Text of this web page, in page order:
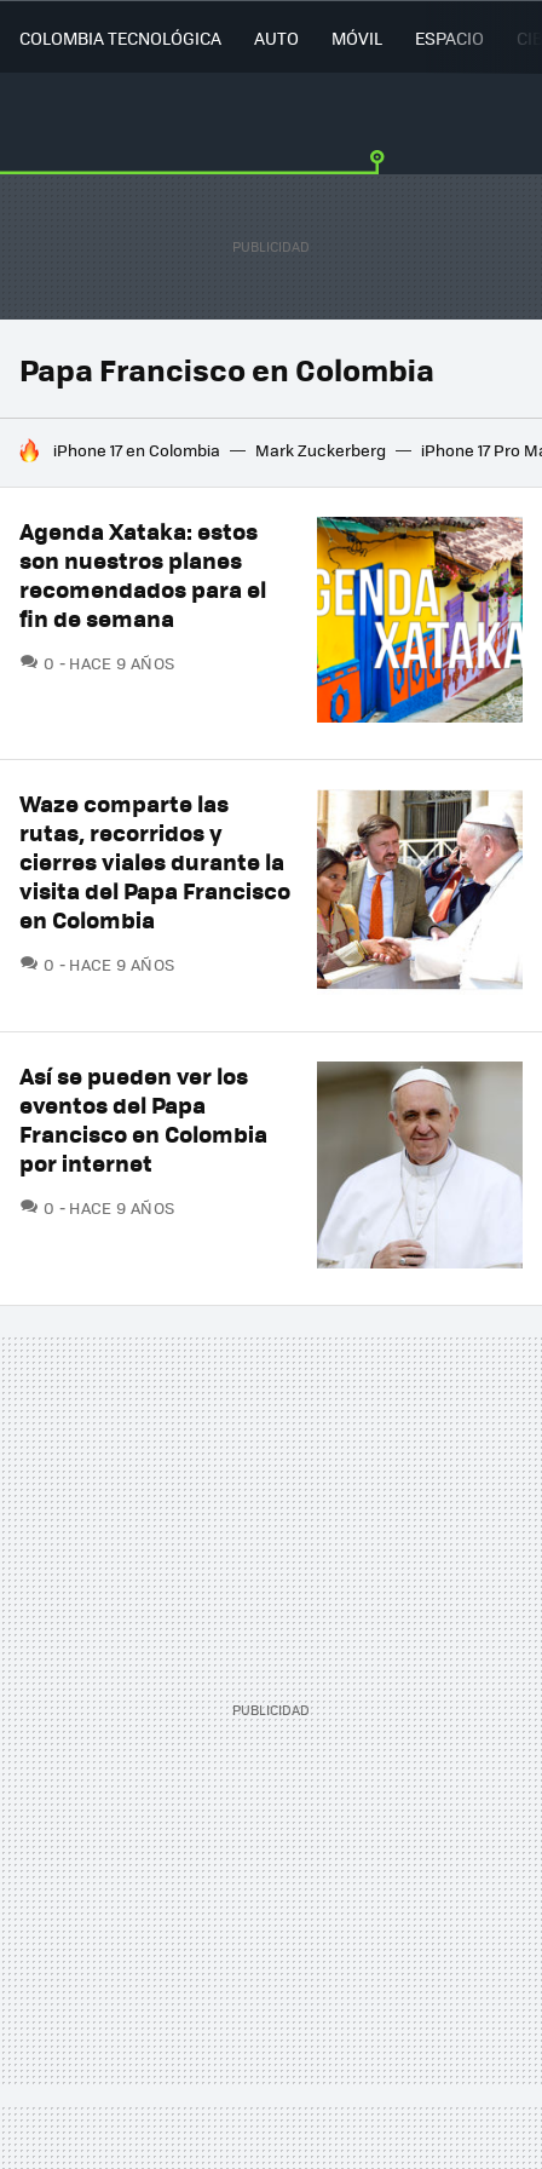
COLOMBIA TECNOLÓGICA AUTO MÓVIL ESPACIO
Papa Francisco en Colombia
HOY SE HABLA DE
iPhone 17 en Colombia Mark Zuckerberg iPhone 17 Pro
Agenda Xataka: estos
son nuestros planes
recomendados para el
fin de semana
0 COMENTARIOS
HACE 9 AÑOS
Waze comparte las
rutas, recorridos y
cierres viales durante la
visita del Papa Francisco
en Colombia
0 COMENTARIOS
HACE 9 AÑOS
Así se pueden ver los
eventos del Papa
Francisco en Colombia
por internet
0 COMENTARIOS
HACE 9 AÑOS